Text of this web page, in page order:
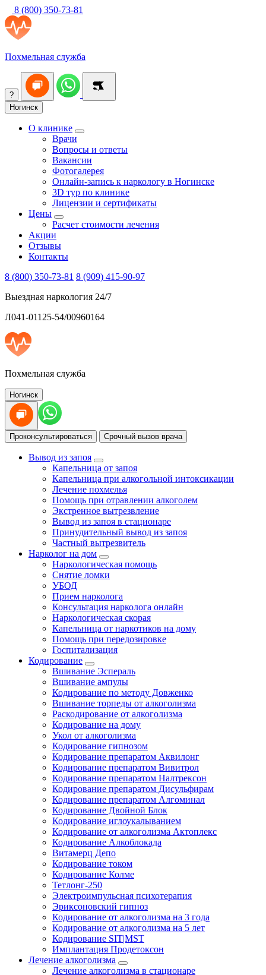
8 (800) 350-73-81
Похмельная служба
?
Ногинск
О клинике
Врачи
Вопросы и ответы
Вакансии
Фотогалерея
Онлайн-запись к наркологу в Ногинске
3D тур по клинике
Лицензии и сертификаты
Цены
Расчет стоимости лечения
Акции
Отзывы
Контакты
8 (800) 350-73-81 8 (909) 415-90-97
Выездная наркология 24/7
Л041-01125-54/00960164
Похмельная служба
Ногинск
Проконсультироваться Срочный вызов врача
Вывод из запоя
Капельница от запоя
Капельница при алкогольной интоксикации
Лечение похмелья
Помощь при отравлении алкоголем
Экстренное вытрезвление
Вывод из запоя в стационаре
Принудительный вывод из запоя
Частный вытрезвитель
Нарколог на дом
Наркологическая помощь
Снятие ломки
УБОД
Прием нарколога
Консультация нарколога онлайн
Наркологическая скорая
Капельница от наркотиков на дому
Помощь при передозировке
Госпитализация
Кодирование
Вшивание Эспераль
Вшивание ампулы
Кодирование по методу Довженко
Вшивание торпеды от алкоголизма
Раскодирование от алкоголизма
Кодирование на дому
Укол от алкоголизма
Кодирование гипнозом
Кодирование препаратом Аквилонг
Кодирование препаратом Вивитрол
Кодирование препаратом Налтрексон
Кодирование препаратом Дисульфирам
Кодирование препаратом Алгоминал
Кодирование Двойной Блок
Кодирование иглоукалыванием
Кодирование от алкоголизма Актоплекс
Кодирование Алкоблокада
Витамерц Депо
Кодирование током
Кодирование Колме
Тетлонг-250
Электроимпульсная психотерапия
Эриксоновский гипноз
Кодирование от алкоголизма на 3 года
Кодирование от алкоголизма на 5 лет
Кодирование SIT|MST
Имплантация Продетоксон
Лечение алкоголизма
Лечение алкоголизма в стационаре